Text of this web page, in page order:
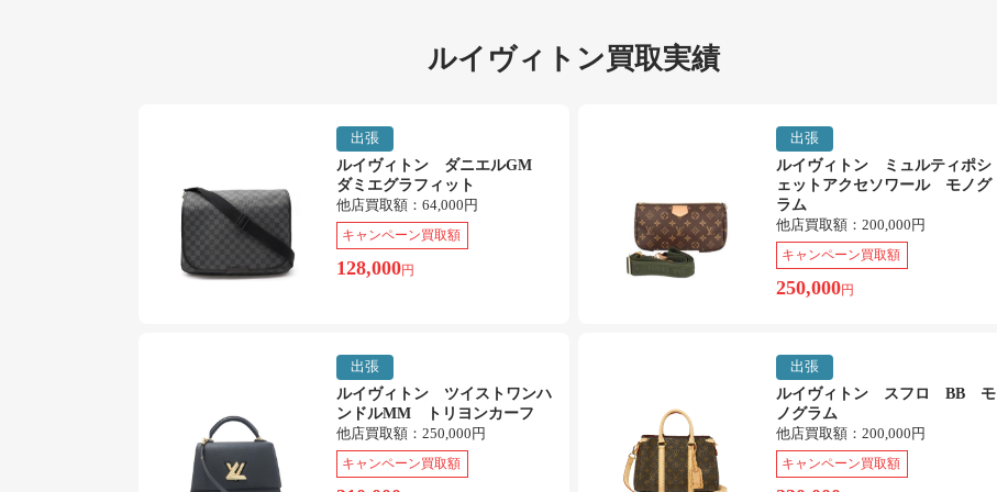
ルイヴィトン買取実績
出張
ルイヴィトン ダニエルGM
ダミエグラフィット
他店買取額： 64,000円
キャンペーン買取額
128,000円
出張
ルイヴィトン ミュルティポシ
ェットアクセソワール モノグ
ラム
他店買取額： 200,000円
キャンペーン買取額
250,000円
出張
ルイヴィトン ツイストワンハ
ンドルMM トリヨンカーフ
他店買取額： 250,000円
キャンペーン買取額
出張
ルイヴィトン スフロ BB モ
ノグラム
他店買取額： 200,000円
キャンペーン買取額